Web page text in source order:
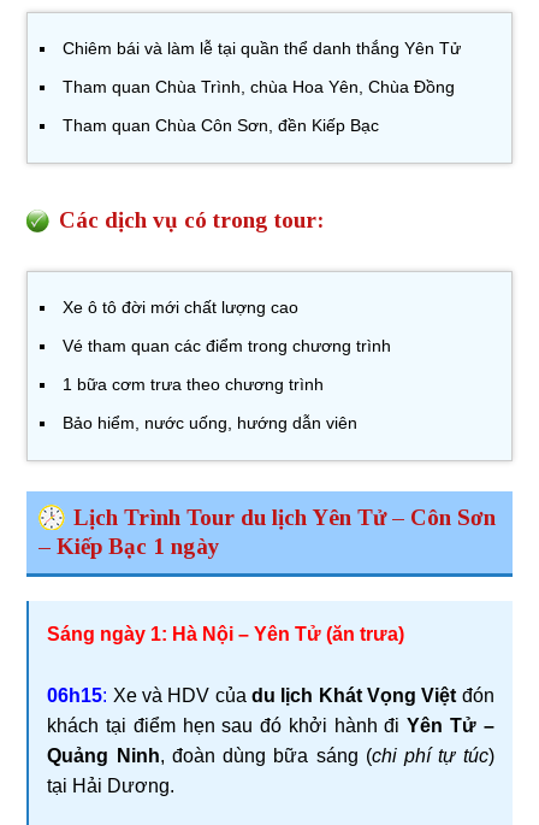
Chiêm bái và làm lễ tại quần thể danh thắng Yên Tử
Tham quan Chùa Trình, chùa Hoa Yên, Chùa Đồng
Tham quan Chùa Côn Sơn, đền Kiếp Bạc
Các dịch vụ có trong tour:
Xe ô tô đời mới chất lượng cao
Vé tham quan các điểm trong chương trình
1 bữa cơm trưa theo chương trình
Bảo hiểm, nước uống, hướng dẫn viên
Lịch Trình Tour du lịch Yên Tử – Côn Sơn
– Kiếp Bạc 1 ngày
Sáng ngày 1: Hà Nội – Yên Tử (ăn trưa)
06h15: Xe và HDV của du lịch Khát Vọng Việt đón
khách tại điểm hẹn sau đó khởi hành điYên Tử –
Quảng Ninh, đoàn dùng bữa sáng (chi phí tự túc)
tại Hải Dương.